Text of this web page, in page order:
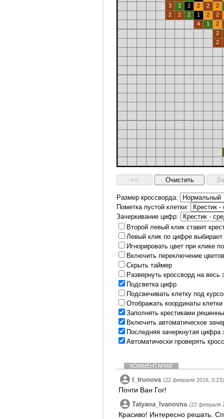
3
2 2 2 2
2
2
2 2 1 2
2
4
1
2
2
2
Размер кроссворда:
Пометка пустой клетки:
Зачеркивание цифр:
Второй левый клик ставит
Левый клик по цифре выбирает
Игнорировать цвет при клике
Включить переключение
Скрыть таймер
Развернуть кроссворд на
Подсветка цифр
Подсвечивать клетку под
Отображать координаты
Заполнять крестиками
Включить автоматическое
Последняя зачеркнутая цифра
Автоматически проверять
КОММЕНТАРИИ
t_trunova (22 февраля 2016, 0:23)
Почти Ван Гог!
Tatyana_Ivanovna (22 февраля
Красиво! Интересно решать.